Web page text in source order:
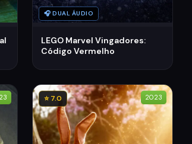
🎧 DUAL ÁUDIO
LEGO Marvel Vingadores:
Código Vermelho
⭐ 7.0 2023